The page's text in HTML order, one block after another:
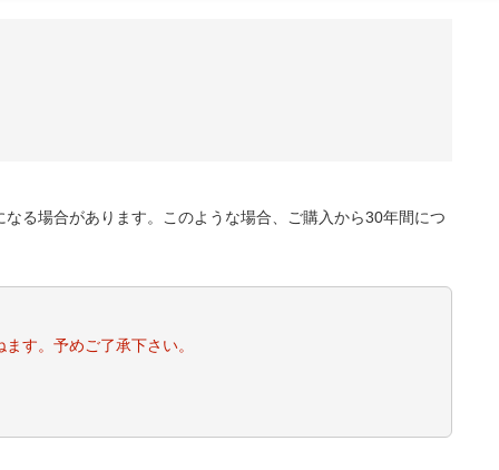
る場合があります。このような場合、ご購入から30年間につ
す。予めご了承下さい。